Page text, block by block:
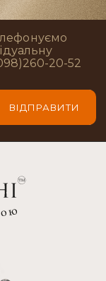
20-52
ВІДПРАВИТИ